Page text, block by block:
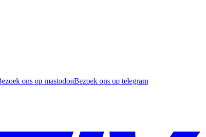
ons op mastodonBezoek ons op telegram